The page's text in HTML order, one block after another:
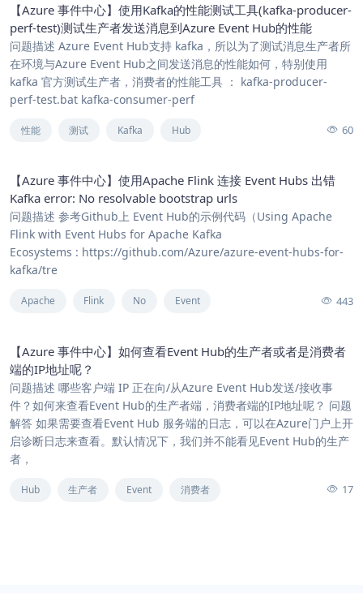
【Azure 事件中心】使用Kafka的性能测试工具(kafka-producer-
perf-test)测试生产者发送消息到Azure Event Hub的性能
问题描述 Azure Event Hub支持 kafka，所以为了测试消息生产者所
在环境与Azure Event Hub之间发送消息的性能如何，特别使用
kafka 官方测试生产者，消费者的性能工具 ： kafka-producer-
perf-test.bat kafka-consumer-perf
性能 测试 Kafka Hub 60
【Azure 事件中心】使用Apache Flink 连接 Event Hubs 出错
Kafka error: No resolvable bootstrap urls
问题描述 参考Github上 Event Hub的示例代码（Using Apache
Flink with Event Hubs for Apache Kafka
Ecosystems : https://github.com/Azure/azure-event-hubs-for-
kafka/tre
Apache Flink No Event 443
【Azure 事件中心】如何查看Event Hub的生产者或者是消费者
端的IP地址呢？
问题描述 哪些客户端 IP 正在向/从Azure Event Hub发送/接收事
件？如何来查看Event Hub的生产者端，消费者端的IP地址呢？ 问题
解答 如果需要查看Event Hub 服务端的日志，可以在Azure门户上开
启诊断日志来查看。默认情况下，我们并不能看见Event Hub的生产
者，
Hub 生产者 Event 消费者 17